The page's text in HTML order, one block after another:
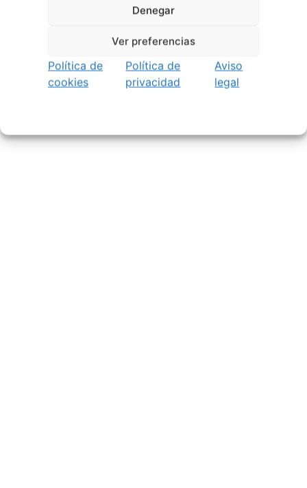
Denegar
Ver preferencias
Política de
cookies
Política de
privacidad
Aviso
legal